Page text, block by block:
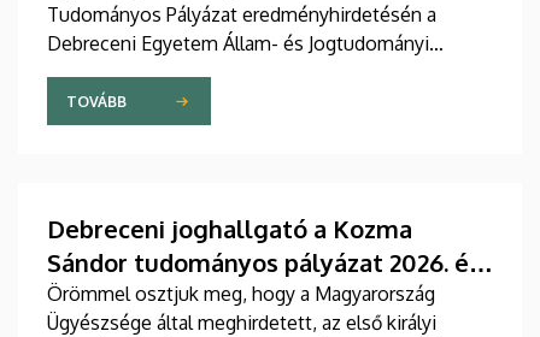
Tudományos Pályázat eredményhirdetésén a
Debreceni Egyetem Állam- és Jogtudományi
Karának egyik hallgatója. Szilágyi Lili a büntetőjogi
terület joghallgatói tagozatára jelentkezett
dolgozatával, mellyel megosztott harmadik helyet
TOVÁBB
Debreceni joghallgató a Kozma
Sándor tudományos pályázat 2026. évi
díjazottjai között
Örömmel osztjuk meg, hogy a Magyarország
Ügyészsége által meghirdetett, az első királyi